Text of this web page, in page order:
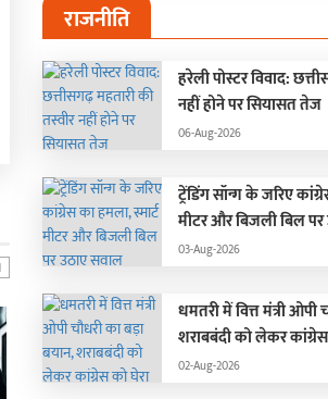
राजनीति
हरेली पोस्टर विवाद:
नहीं होने पर सियासत तेज
06-Aug-2026
ट्रेंडिंग सॉन्ग के जरिए
मीटर और बिजली बिल
03-Aug-2026
धमतरी में वित्त मंत्री ओपी
शराबबंदी को लेकर
02-Aug-2026